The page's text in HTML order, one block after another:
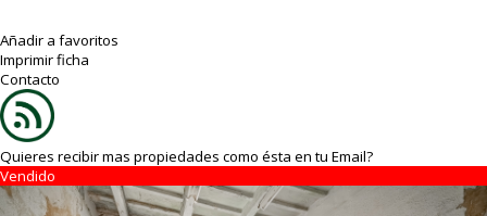
Añadir a favoritos
Imprimir ficha
Contacto
Quieres recibir mas propiedades como ésta en tu Email?
Vendido